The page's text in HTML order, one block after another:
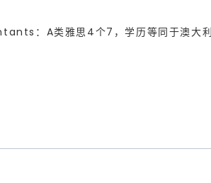
A类雅思4个7，学历等同于澳大利